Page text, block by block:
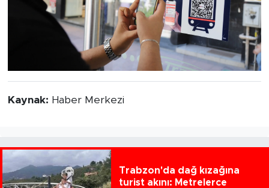
Kaynak: Haber Merkezi
Trabzon'da dağ kızağına
turist akını: Metrelerce